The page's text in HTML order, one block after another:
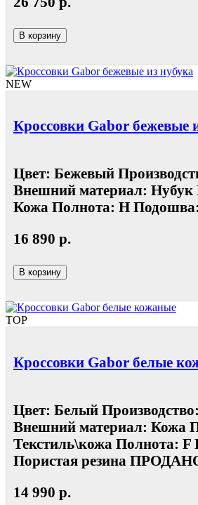
В корзину
NEW
Кроссовки Gabor бежевые
Цвет: Бежевый
Внешний материал: Нубук
Кожа Полнота: Н
16 890 р.
В корзину
TOP
Кроссовки Gabor белые
Цвет: Белый
Внешний материал: Кожа
Текстиль\кожа Полнота:
Пористая резина
14 990 р.